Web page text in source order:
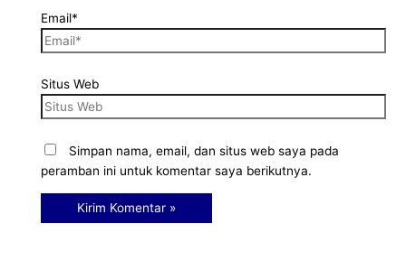
Email*
Situs Web
Simpan nama, email, dan situs web saya pada
peramban ini untuk komentar saya berikutnya.